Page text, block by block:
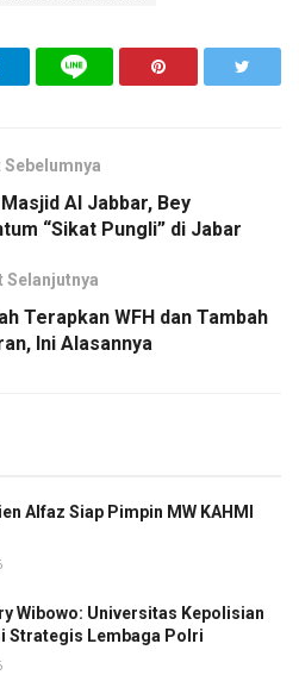
Sebelumnya
Al Jabbar, Bey
“Sikat Pungli” di Jabar
Selanjutnya
Terapkan WFH dan Tambah
Ini Alasannya
Alfaz Siap Pimpin MW KAHMI
Wibowo: Universitas Kepolisian
Strategis Lembaga Polri